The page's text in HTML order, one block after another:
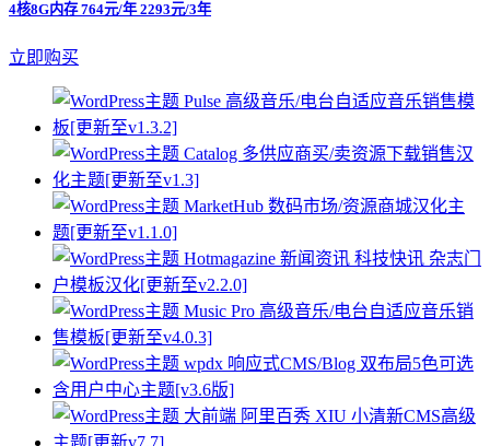
4核8G内存 764元/年 2293元/3年
立即购买